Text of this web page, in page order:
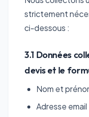
strictement
ci-dessous :
3.1 Données
devis et le
Nom et
Adresse email